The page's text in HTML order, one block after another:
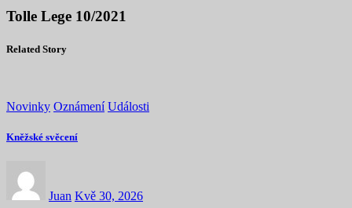
Tolle Lege 10/2021
Related Story
Novinky Oznámení Události
Kněžské svěcení
Juan Kvě 30, 2026